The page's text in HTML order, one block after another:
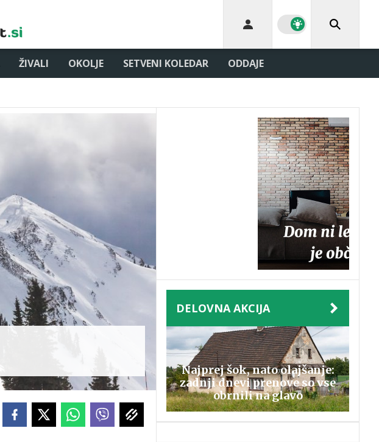
ŽIVALI OKOLJE SETVENI KOLEDAR ODDAJE
DELOVNA AKCIJA
Najprej šok, nato olajšanje:
zadnji dnevi prenove so vse
obrnili na glavo